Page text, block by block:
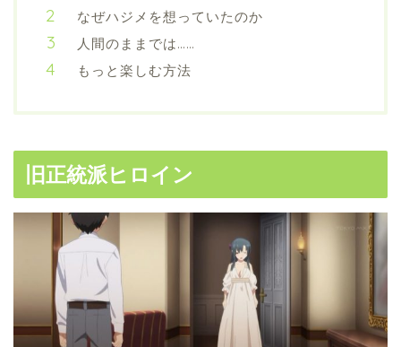
なぜハジメを想っていたのか
人間のままでは……
もっと楽しむ方法
旧正統派ヒロイン